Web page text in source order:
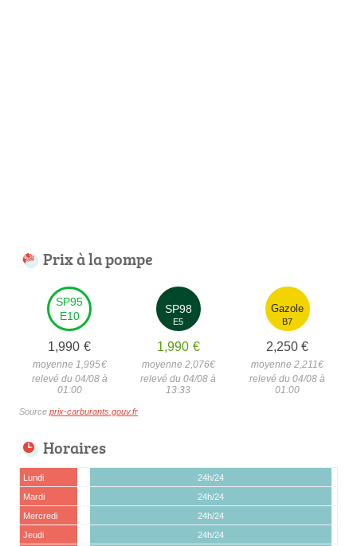
Prix à la pompe
SP95
E10
1,990 €
moyenne 1,995€
relevé du 04/08 à
01:00
SP98
E5
1,990 €
moyenne 2,076€
relevé du 04/08 à
13:33
Gazole
B7
2,250 €
moyenne 2,211€
relevé du 04/08 à
01:00
Source prix-carburants.gouv.fr
Horaires
Lundi
24h/24
Mardi
24h/24
Mercredi
24h/24
Jeudi
24h/24